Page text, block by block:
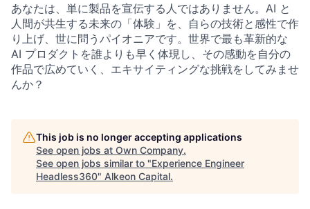
あなたは、単に製品を宣伝する人ではありません。AI と
人間が共生する未来の「体験」を、自らの技術と感性で作
り上げ、世に問うパイオニアです。世界で最も革新的な
AI プロダクトを誰よりも早く体現し、その感動を自分の
作品で広めていく、エキサイティングな挑戦をしてみませ
んか？
This job is no longer accepting applications
See open jobs at Own Company.
See open jobs similar to "Experience Engineer
Headless360" Alkeon Capital.